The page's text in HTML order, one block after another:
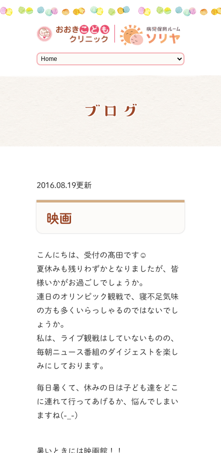
ブログ
2016.08.19更新
映画
こんにちは、受付の髙田です☺
夏休みも残りわずかとなりましたが、皆
様いかがお過ごしでしょうか。
連日のオリンピック観戦で、寝不足気味
の方も多くいらっしゃるのではないでし
ょうか。
私は、ライブ観戦はしていないものの、
毎朝ニュース番組のダイジェストを楽し
みにしております。
毎日暑くて、休みの日は子ども達をどこ
に連れて行ってあげるか、悩んでしまい
ますね(-_-)
暑いときには映画館！！